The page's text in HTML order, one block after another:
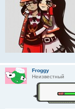
Froggy
Неизвестный